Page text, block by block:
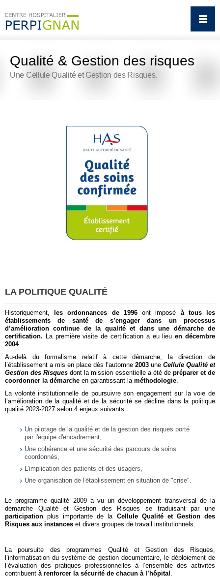
Qualité & Gestion des risques
Une Cellule Qualité et Gestion des Risques.
LA POLITIQUE QUALITÉ
Historiquement, les ordonnances de 1996ont imposé à tous les
établissements de santé de s’engager dans un processus
d’amélioration continue de la qualité et dans une démarche de
certification. La première visite de certification a eu lieuen décembre
2004.
Au-delà du formalisme relatif à cette démarche, la direction de
l’établissement a mis en place dès l’automne 2003 une Cellule Qualité et
Gestion des Risques dont la mission essentielle a été de préparer et de
coordonner la démarche en garantissant la méthodologie.
La volonté institutionnelle de poursuivre son engagement sur la voie de
l’amélioration de la qualité et de la sécurité se décline dans la politique
qualité 2023-2027 selon 4 enjeux suivants :
Un pilotage de la qualité et de la gestion des risques porté
par l'équipe d'encadrement,
Une cohérence et une sécurité des parcours de soins
coordonnés,
L'implication des patients et des usagers,
Une organisation de l'établissement en situation de "crise".
Le programme qualité 2009 a vu un développement transversal de la
démarche Qualité et Gestion des Risques se traduisant par une
participationplus importante de la Cellule Qualité et Gestion des
Risques aux instances et divers groupes de travail institutionnels.
La poursuite des programmes Qualité et Gestion des Risques,
l’informatisation du système de gestion documentaire, le déploiement de
l’évaluation des pratiques professionnelles à l’ensemble des activités
contribuent à renforcer la sécurité de chacun à l’hôpital .